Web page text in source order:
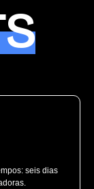
seis dias